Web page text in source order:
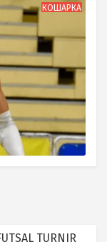
КОШАРКА
TURNIR